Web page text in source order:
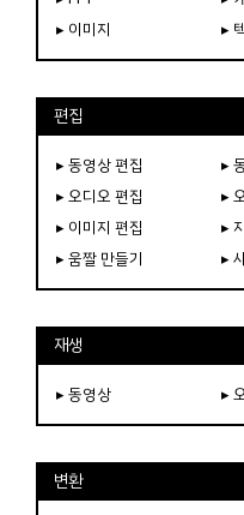
▸ 이미지
▸
편집
▸ 동영상 편집
▸
▸ 오디오 편집
▸
▸ 이미지 편집
▸
▸ 움짤 만들기
▸
재생
▸ 동영상 ▸
변환